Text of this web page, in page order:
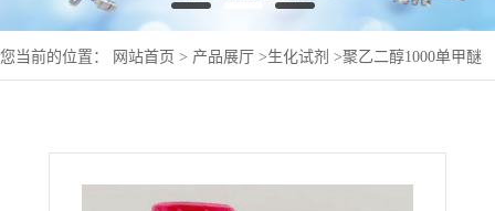
您当前的位置： 网站首页 > 产品展厅 >生化试剂 >聚乙二醇1000单甲醚